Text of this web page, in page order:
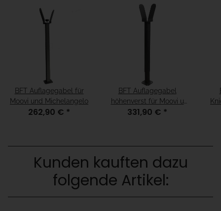
BFT Auflagegabel für
Moovi und Michelangelo
262,90 € *
BFT Auflagegabel
höhenverst für Moovi u
Michelangelo
331,90 € *
Kunden kauften dazu
folgende Artikel: